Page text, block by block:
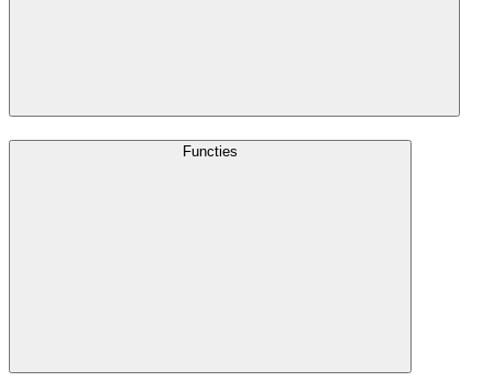
Functies